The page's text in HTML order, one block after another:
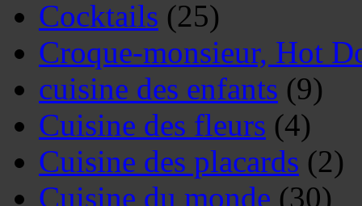
Cocktails (25)
Croque-monsieur, Hot
cuisine des enfants (9)
Cuisine des fleurs (4)
Cuisine des placards (2)
Cuisine du monde (30)